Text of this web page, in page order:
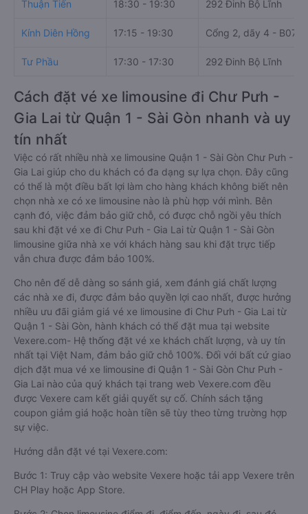
chạy
Tư Phầu 17:30 - 17:30 292 Đinh Bộ Lĩnh
Cách đặt vé xe limousine đi Chư Pưh -
Gia Lai từ Quận 1 - Sài Gòn nhanh và uy
tín nhất
Việc có rất nhiều nhà xe limousine Quận 1 - Sài Gòn Chư Pưh -
Gia Lai giúp cho du khách có đa dạng sự lựa chọn. Đây cũng
có thể là một điều bất lợi làm cho hàng khách không biết nên
chọn nhà xe có xe limousine nào là phù hợp với mình. Bên
cạnh đó, việc đảm bảo giữ chỗ, có được chỗ ngồi yêu thích
sau khi đặt vé xe đi Chư Pưh - Gia Lai từ Quận 1 - Sài Gòn
limousine giữa nhà xe với khách hàng sau khi đặt trực tiếp
vẫn chưa được đảm bảo 100%.
Cho nên để dễ dàng so sánh giá, xem đánh giá chất lượng
các nhà xe đi, được đảm bảo quyền lợi cao nhất, được hưởng
nhiều ưu đãi giảm giá vé xe limousine đi Chư Pưh - Gia Lai từ
Quận 1 - Sài Gòn, hành khách có thể đặt mua tại website
Vexere.com- Hệ thống đặt vé xe khách chất lượng, và uy tín
nhất tại Việt Nam, đảm bảo giữ chỗ 100%. Đối với bất cứ giao
dịch đặt mua vé xe limousine đi Quận 1 - Sài Gòn Chư Pưh -
Gia Lai nào của quý khách tại trang web Vexere.com đều
được Vexere cam kết giải quyết sự cố. Chính sách tặng
sự việc.